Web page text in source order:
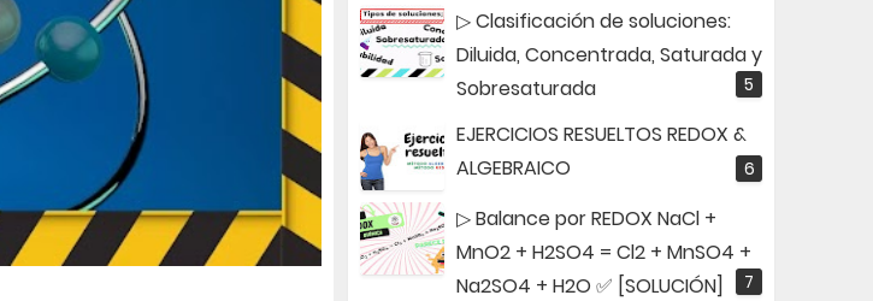
▷ Clasificación de soluciones:
Diluida, Concentrada, Saturada y
Sobresaturada
EJERCICIOS RESUELTOS REDOX &
ALGEBRAICO
▷ Balance por REDOX NaCl +
MnO2 + H2SO4 = Cl2 + MnSO4 +
Na2SO4 + H2O ✅ [SOLUCIÓN]